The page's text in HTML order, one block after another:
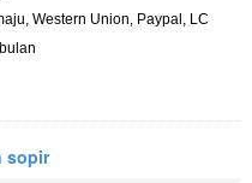
Western Union, Paypal, LC
sopir